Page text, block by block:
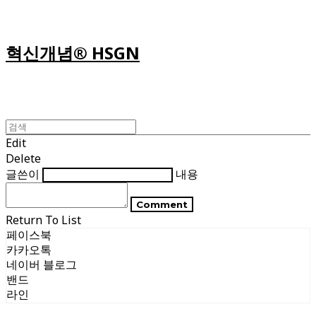
혁신개념® HSGN
Edit
Delete
글쓴이
내용
Comment
Return To List
페이스북
카카오톡
네이버 블로그
밴드
라인